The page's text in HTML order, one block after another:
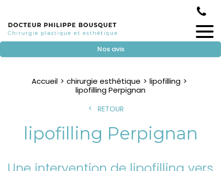
Nos avis
Accueil chirurgie esthétique
lipofilling
lipofilling Perpignan
RETOUR
lipofilling Perpignan